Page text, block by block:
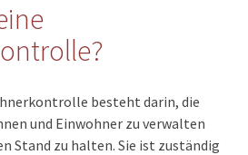
besteht darin, die
und Einwohner zu verwalten
Stand zu halten. Sie ist zuständig